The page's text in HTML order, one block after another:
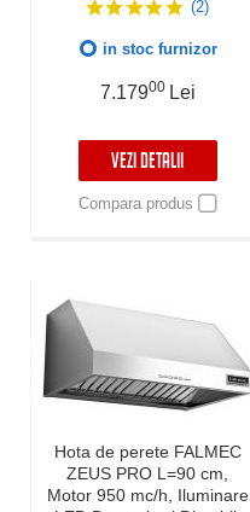
Dinamic, Garantie 5 ani,
Fabricatie Italia
(2)
in stoc furnizor
7.17900 Lei
VEZI DETALII
Compara produs
Hota de perete FALMEC
ZEUS PRO L=90 cm,
Motor 950 mc/h, Iluminare